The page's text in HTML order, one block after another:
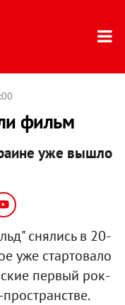
фильм
уже вышло
снялись в 20-
уже стартовало
первый рок-